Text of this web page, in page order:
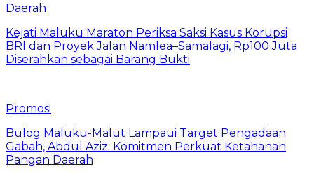
Daerah
Kejati Maluku Maraton Periksa Saksi Kasus Korupsi
BRI dan Proyek Jalan Namlea–Samalagi, Rp100 Juta
Diserahkan sebagai Barang Bukti
Promosi
Bulog Maluku-Malut Lampaui Target Pengadaan
Gabah, Abdul Aziz: Komitmen Perkuat Ketahanan
Pangan Daerah